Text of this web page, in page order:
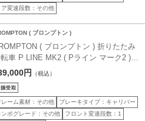
ア変速段数：その他
( ブロンプトン )
( ブロンプトン ) 折りたたみ
車 P LINE MK2 ( Pライン マーク2 )
速 LOW ラックなし SLL クラウドメタ
ック ( 適正身長145-185cm前後 )
円 （税込）
レーム素材：その他
ブレーキタイプ：キャリパー
ンポグレード：その他
フロント変速段数：1